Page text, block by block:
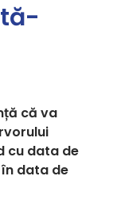
că va
cu data de
data de